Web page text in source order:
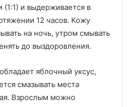
(1:1) и выдерживается в
12 часов. Кожу
на ночь, утром смывать
до выздоровления.
яблочный уксус,
смазывать места
Взрослым можно